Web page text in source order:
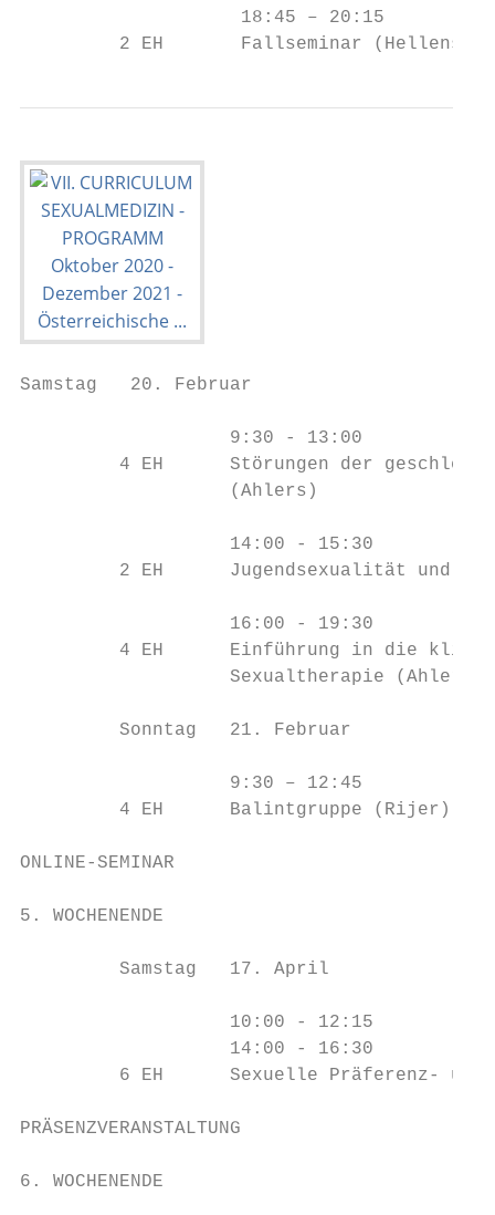
                    18:45 – 20:15
2 EH       Fallseminar
Samstag   20. Februar
                   9:30 - 13:00
4 EH      Störungen der
                   (Ahlers)
                   14:00 - 15:30
2 EH      Jugendsexualität und
                   16:00 - 19:30
4 EH      Einführung in die
                   Sexualtherapie (Ahlers)
         Sonntag   21. Februar
                   9:30 – 12:45
         4 EH      Balintgruppe (Rijer)
ONLINE-SEMINAR
5. WOCHENENDE
         Samstag   17. April
                   10:00 - 12:15
                   14:00 - 16:30
6 EH      Sexuelle Präferenz-
PRÄSENZVERANSTALTUNG
6. WOCHENENDE